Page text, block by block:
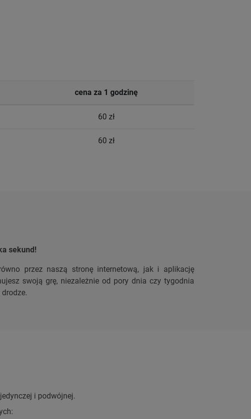
cena za 1 godzinę
60 zł
60 zł
sekund!
przez naszą stronę internetową, jak i aplikację
swoją grę, niezależnie od pory dnia czy tygodnia
i podwójnej.